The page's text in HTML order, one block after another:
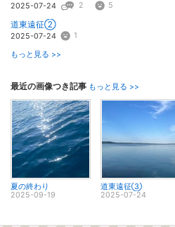
2025-07-24 2 5
道東遠征②
2025-07-24 1
もっと見る >>
最近の画像つき記事 もっと見る >>
夏の終わり
2025-09-19
道東遠征③
2025-07-24